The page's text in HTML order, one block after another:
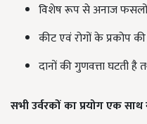
विशेष रूप से अनाज फसलों
कीट एवं रोगों के प्रकोप
दानों की गुणवत्ता घटती
सभी उर्वरकों का प्रयोग एक